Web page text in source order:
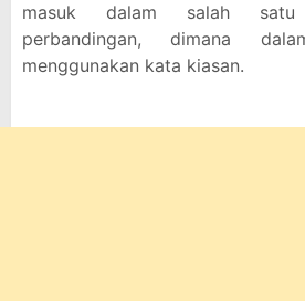
masuk dalam salah
perbandingan, dimana
menggunakan kata kiasan.